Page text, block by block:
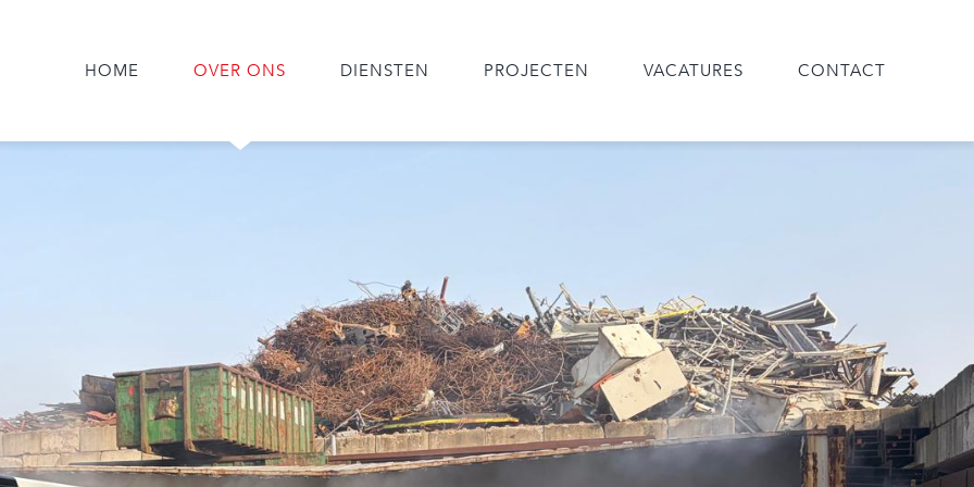
HOME OVER ONS DIENSTEN PROJECTEN VACATURES CONTACT